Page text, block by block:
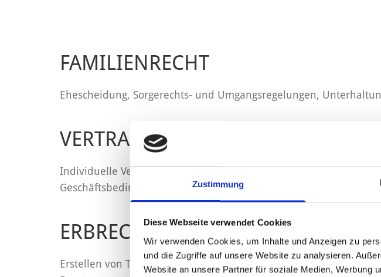
Zustimmung
Diese Webseite verwendet Cookies
Wir verwenden Cookies, um Inhalte und Anzeigen zu
und die Zugriffe auf unsere Website zu analysieren.
Website an unsere Partner für soziale Medien, Werbung
FAMILIENRECHT
Ehescheidung, Sorgerechts- und Umgangsregelungen,
VERTRAGSRECHT
Individuelle Vertragsgestaltung und -prüfung, Vertragsanpassung
Geschäftsbedingungen, Vertragsverwaltung, insbesondere Kauf-
ERBRECHT
Erstellen von Testamenten, Vorsorgevollmachten und